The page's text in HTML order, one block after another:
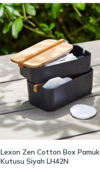
Lexon Zen Cotton Box Pamuk
Kutusu Siyah LH42N